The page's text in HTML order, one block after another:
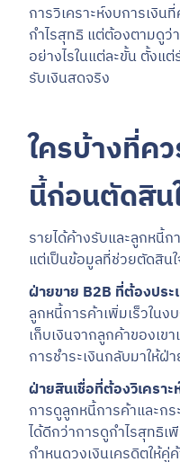
การวิเคราะห์งบการเงิน
กำไรสุทธิ แต่ต้องตามดูว่
อย่างไรในแต่ละขั้น ตั้งแ
รับเงินสดจริง
ใครบ้างที่ค
นี้ก่อนตัดสิน
รายได้ค้างรับและลูกหนี้
แต่เป็นข้อมูลที่ช่วยตัดสิน
ฝ่ายขาย B2B ที่ต้องปร
ลูกหนี้การค้าเพิ่มเร็วใน
เก็บเงินจากลูกค้าของเข
การชำระเงินกลับมาให้ฝ่
ฝ่ายสินเชื่อที่ต้องวิเคราะ
การดูลูกหนี้การค้าและก
ได้ดีกว่าการดูกำไรสุทธิเ
กำหนดวงเงินเครดิตให้คู่